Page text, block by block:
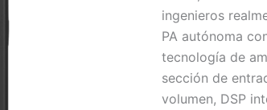
ingenieros
PA autónoma
tecnología de
sección de
volumen, DSP